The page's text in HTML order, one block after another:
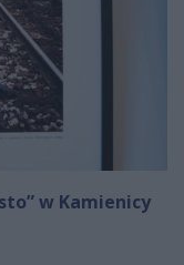
w Kamienicy